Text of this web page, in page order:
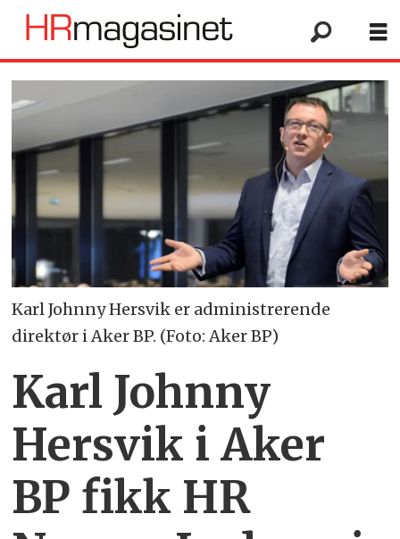
Karl Johnny Hersvik er administrerende
direktør i Aker BP. (Foto: Aker BP)
Karl Johnny
Hersvik i Aker
BP fikk HR